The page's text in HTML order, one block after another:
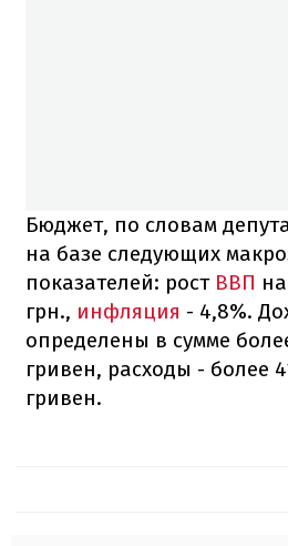
Бюджет, по словам
на базе следующих
показателей: рост ВВП
грн., инфляция - 4,8%.
определены в сумме
гривен, расходы - более
гривен.